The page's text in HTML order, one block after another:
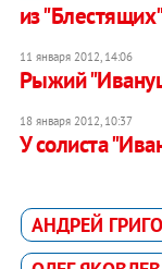
из
11 января 2012, 14:06
Рыжий
18 января 2012, 10:37
У солиста
АНДРЕЙ